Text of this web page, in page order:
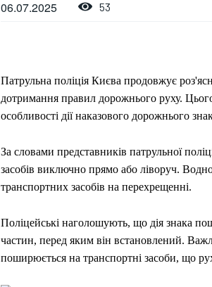
06.07.2025 53
Патрульна поліція Києва продовжує
дотримання правил дорожнього руху.
особливості дії наказового дорожнього
За словами представників патрульної
засобів виключно прямо або ліворуч.
транспортних засобів на перехрещенні.
Поліцейські наголошують, що дія знака
частин, перед яким він встановлений.
поширюється на транспортні засоби, що